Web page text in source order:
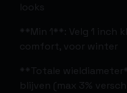
looks
**Min 1**: Velg 1 inch
comfort, voor winter
**Totale
blijven (max 3%